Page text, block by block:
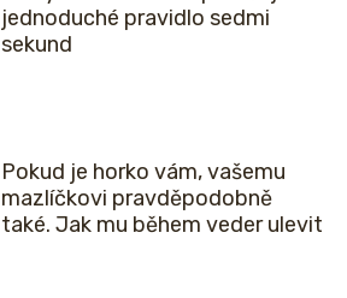
jednoduché pravidlo sedmi
sekund
Pokud je horko vám, vašemu
mazlíčkovi pravděpodobně
také. Jak mu během veder ulevit